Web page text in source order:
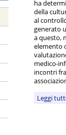
ha
della
al
generato
a questo,
elemento
medico-
incontri
Leggi